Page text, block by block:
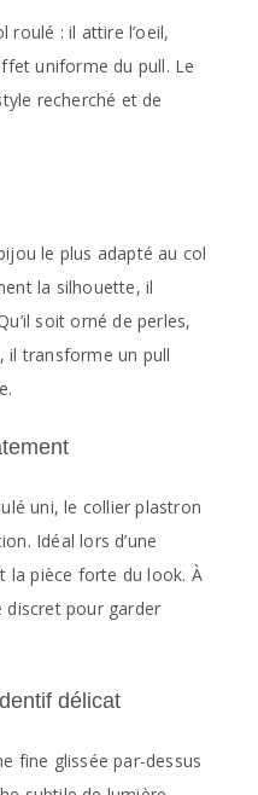
roulé : il attire l’oeil,
uniforme du pull. Le
recherché et de
le plus adapté au col
la silhouette, il
soit orné de perles,
il transforme un pull
uni, le collier plastron
Idéal lors d’une
la pièce forte du look. À
discret pour garder
délicat
fine glissée par-dessus